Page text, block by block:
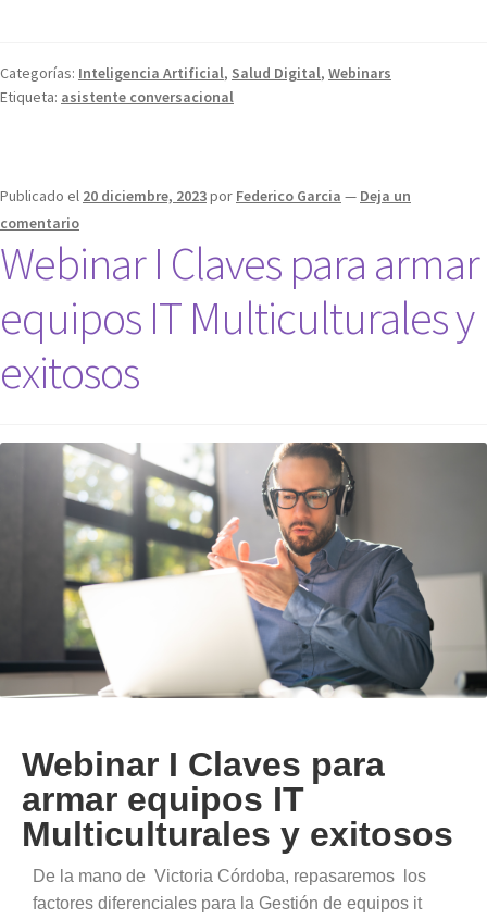
Categorías: Inteligencia Artificial, Salud Digital, Webinars
Etiqueta: asistente conversacional
Publicado el 20 diciembre, 2023por Federico Garcia — Deja un
comentario
Webinar I Claves para armar
equipos IT Multiculturales y
exitosos
Webinar I Claves para
armar equipos IT
Multiculturales y exitosos
De la mano de Victoria Córdoba, repasaremos los
factores diferenciales para la Gestión de equipos it